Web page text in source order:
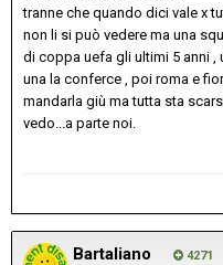
tranne che quando dici vale x
non li si può vedere ma una
di coppa uefa gli ultimi 5 anni ,
una la conferce , poi roma e
mandarla giù ma tutta sta
vedo...a parte noi.
Bartaliano 4271